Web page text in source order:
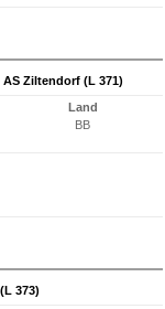
Ziltendorf (L 371)
Land
BB
373)